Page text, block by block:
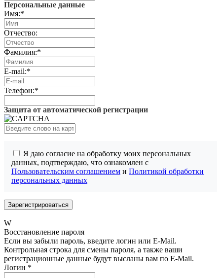
Персональные данные
Имя:*
Отчество:
Фамилия:*
E-mail:*
Телефон:*
Защита от автоматической регистрации
Я даю согласие на обработку моих персональных
данных, подтверждаю, что ознакомлен с
Пользовательским соглашением и Политикой обработки
персональных данных
W
Восстановление пароля
Если вы забыли пароль, введите логин или E-Mail.
Контрольная строка для смены пароля, а также ваши
регистрационные данные будут высланы вам по E-Mail.
Логин *